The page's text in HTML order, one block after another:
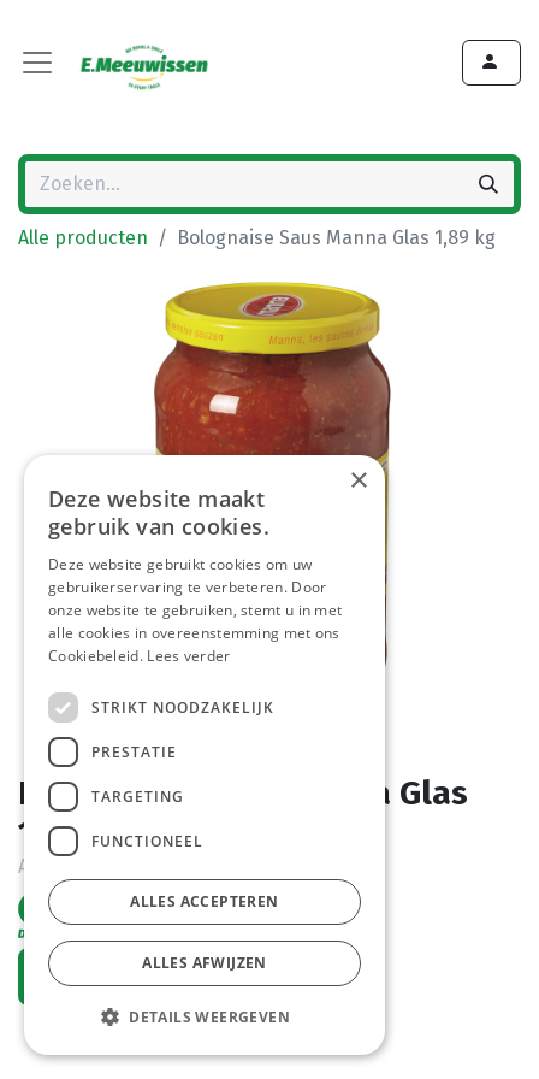
Alle producten Bolognaise Saus Manna Glas 1,89 kg
Bolognaise Saus Manna Glas
1,89 kg
Actief
Vraag een account aan
×
Deze website maakt
gebruik van cookies.
Deze website gebruikt cookies om uw
gebruikerservaring te verbeteren. Door
onze website te gebruiken, stemt u in met
alle cookies in overeenstemming met ons
Cookiebeleid. Lees verder
STRIKT NOODZAKELIJK
PRESTATIE
TARGETING
FUNCTIONEEL
ALLES ACCEPTEREN
ALLES AFWIJZEN
DETAILS WEERGEVEN